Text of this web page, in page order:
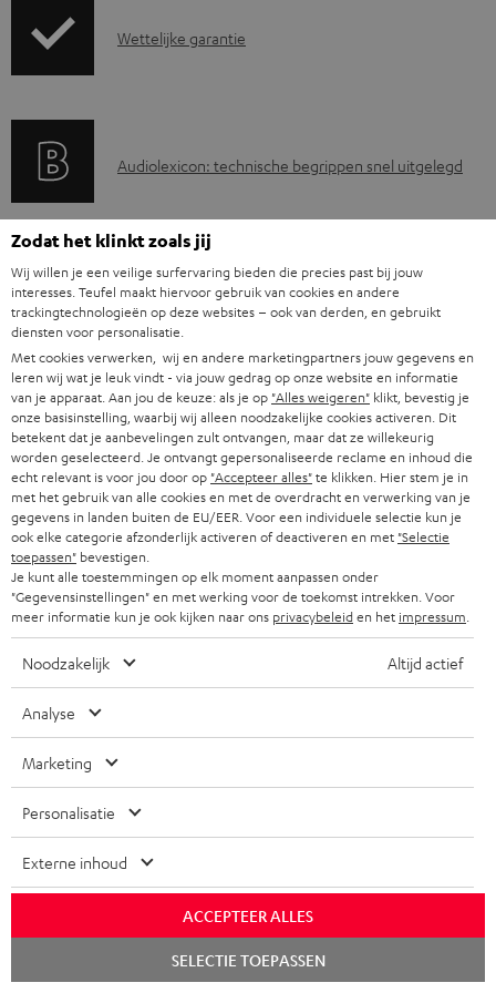
e
n
d
.
u
p
o
r
t
.
l
i
n
k
s
.
t
i
l
e
h
i
e
n
f
o
r
m
a
t
i
e
G
n
i
e
i
n
f
o
r
m
a
t
i
e
Wettelijke garantie
A
d
i
o
g
l
o
s
s
a
r
y
Audiolexicon: technische begrippen snel uitgelegd
C
o
n
t
a
c
t
i
n
f
o
r
m
t
i
e
Jouw persoonlijk koopadvies
(00)800 200 300 40
Ma–vr 09:00–17:00 uur.
Weekend & Duitse feestdagen gesloten
Teufel support
Hier vind jeVeelgestelde vragen
Storefinder
Beleef onze producten live en van dichtbij. Kom
langs in een van onze stores.
Overzicht
1
Geldig t/m 15.08.2026, 23:59 uur. De kortingscode geldt alleen op
bestellingen en aankopen. Je kunt een kortingscode niet inruilen voor
worden gebruikt en geldt alleen voor particulieren. Kortingscodes die op
www.teufelaudio.nl staan vermeld, mogen niet worden doorverkocht of
gepubliceerd worden door derden zonder schriftelijke toestemming van
Lautsprecher Teufel GmbH. Voor de exacte voorwaarden verwijzen wij je
naar deAlgemene Voorwaarden
Zodat het klinkt zoals jij
Wij willen je een veilige surfervaring bieden die precies past bij jouw
interesses. Teufel maakt hiervoor gebruik van cookies en andere
trackingtechnologieën op deze websites – ook van derden, en gebruikt
diensten voor personalisatie.
Met cookies verwerken, wij en andere marketingpartners jouw gegevens en
leren wij wat je leuk vindt - via jouw gedrag op onze website en informatie
van je apparaat. Aan jou de keuze: als je op "Alles weigeren" klikt, bevestig je
onze basisinstelling, waarbij wij alleen noodzakelijke cookies activeren. Dit
betekent dat je aanbevelingen zult ontvangen, maar dat ze willekeurig
worden geselecteerd. Je ontvangt gepersonaliseerde reclame en inhoud die
echt relevant is voor jou door op "Accepteer alles"te klikken. Hier stem je in
met het gebruik van alle cookies en met de overdracht en verwerking van je
gegevens in landen buiten de EU/EER. Voor een individuele selectie kun je
ook elke categorie afzonderlijk activeren of deactiveren en met "Selectie
toepassen" bevestigen.
Je kunt alle toestemmingen op elk moment aanpassen onder
"Gegevensinstellingen" en met werking voor de toekomst intrekken. Voor
meer informatie kun je ook kijken naar ons privacybeleiden het impressum
Noodzakelijk Altijd actief
Analyse
Marketing
Personalisatie
Externe inhoud
ACCEPTEER ALLES
SELECTIE TOEPASSEN